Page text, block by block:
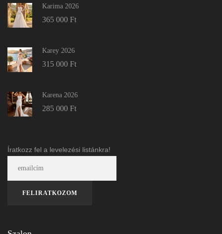
Karima 2026
365 000 Ft
Karey 2026
315 000 Ft
Karena 2026
285 000 Ft
Íratkozz fel a levelezési listánkra!